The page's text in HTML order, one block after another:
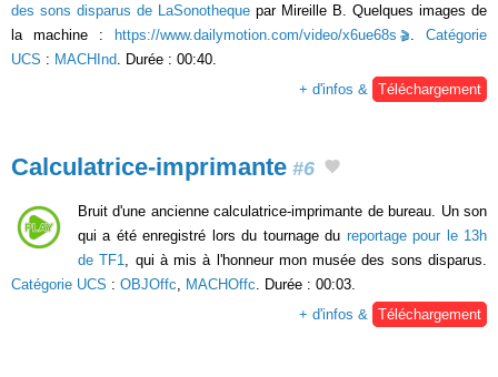
des sons disparus de LaSonotheque par Mireille B. Quelques images de
la machine : https://www.dailymotion.com/video/x6ue68s
Catégorie
UCS : MACHInd . Durée : 00:40.
+ d'infos &
Téléchargement
Calculatrice-imprimante #6
Bruit d'une ancienne calculatrice-imprimante de bureau. Un son
qui a été enregistré lors du tournage du reportage pour le 13h
de TF1, qui à mis à l'honneur mon musée des sons disparus.
Catégorie UCS : OBJOffc, MACHOffc. Durée : 00:03.
+ d'infos & Téléchargement